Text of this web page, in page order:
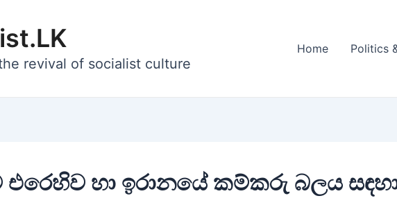
revival of socialist culture
Home Politics
එරෙහිව හා ඉරානයේ කම්කරු බලය